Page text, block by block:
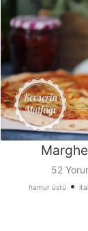
52
hamur üstü •